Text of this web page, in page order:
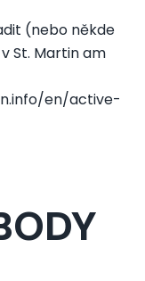
(nebo někde
St. Martin am
en/active-